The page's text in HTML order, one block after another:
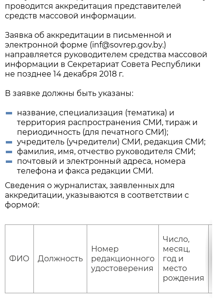
проводится аккредитация представителей
средств массовой информации.
Заявка об аккредитации в письменной и
электронной форме (inf@sovrep.gov.by.)
направляется руководителем средства массовой
информации в Секретариат Совета Республики
не позднее 14 декабря 2018 г.
В заявке должны быть указаны:
название, специализация (тематика) и
территория распространения СМИ, тираж и
периодичность (для печатного СМИ);
учредитель (учредители) СМИ, редакция СМИ;
фамилия, имя, отчество руководителя СМИ;
почтовый и электронный адреса, номера
телефона и факса редакции СМИ.
Сведения о журналистах, заявленных для
аккредитации, указываются в соответствии с
формой:
ФИО Должность
Номер
редакционного
удостоверения
Число,
месяц,
год и
место
рождения